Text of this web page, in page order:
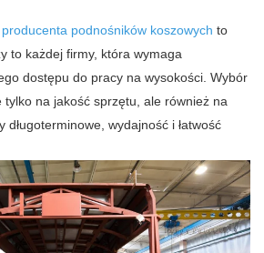
producenta podnośników koszowych to
to każdej firmy, która wymaga
dostępu do pracy na wysokości. Wybór
tylko na jakość sprzętu, ale również na
długoterminowe, wydajność i łatwość